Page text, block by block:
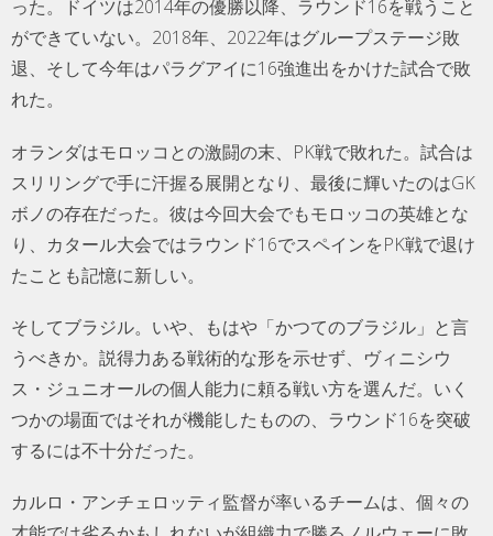
った。ドイツは2014年の優勝以降、ラウンド16を戦うこと
ができていない。2018年、2022年はグループステージ敗
退、そして今年はパラグアイに16強進出をかけた試合で敗
れた。
オランダはモロッコとの激闘の末、PK戦で敗れた。試合は
スリリングで手に汗握る展開となり、最後に輝いたのはGK
ボノの存在だった。彼は今回大会でもモロッコの英雄とな
り、カタール大会ではラウンド16でスペインをPK戦で退け
たことも記憶に新しい。
そしてブラジル。いや、もはや「かつてのブラジル」と言
うべきか。説得力ある戦術的な形を示せず、ヴィニシウ
ス・ジュニオールの個人能力に頼る戦い方を選んだ。いく
つかの場面ではそれが機能したものの、ラウンド16を突破
するには不十分だった。
カルロ・アンチェロッティ監督が率いるチームは、個々の